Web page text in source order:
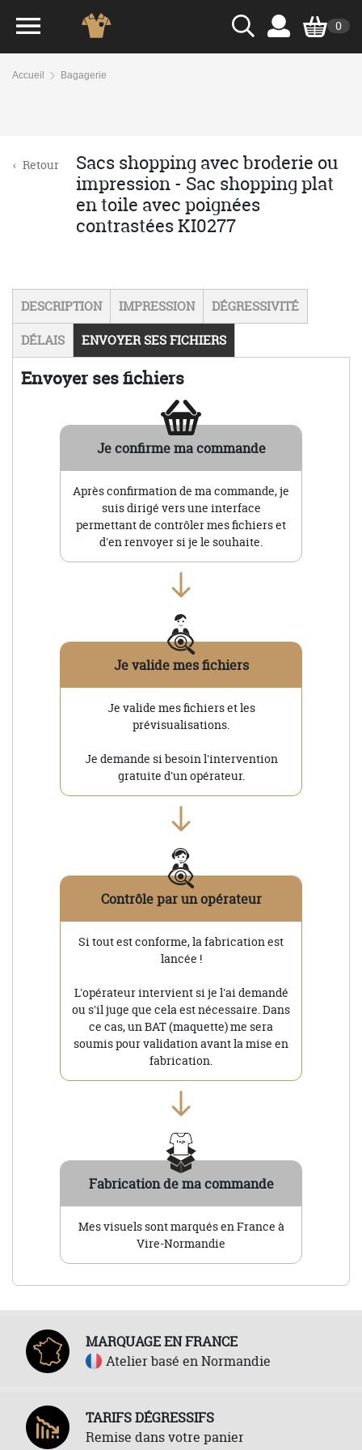
0
Accueil Bagagerie
‹ Retour
Sacs shopping avec broderie ou
impression - Sac shopping plat
en toile avec poignées
contrastées KI0277
DESCRIPTION IMPRESSION
DÉGRESSIVITÉ
DÉLAIS
ENVOYER SES FICHIERS
Envoyer ses fichiers
Je confirme ma commande
Après confirmation de ma commande, je
suis dirigé vers une interface
permettant de contrôler mes fichiers et
d'en renvoyer si je le souhaite.
Je valide mes fichiers
Je valide mes fichiers et les
prévisualisations.
Je demande si besoin l'intervention
gratuite d'un opérateur.
Contrôle par un opérateur
Si tout est conforme, la fabrication est
lancée !
L'opérateur intervient si je l'ai demandé
ou s'il juge que cela est nécessaire. Dans
ce cas, un BAT (maquette) me sera
soumis pour validation avant la mise en
fabrication.
Fabrication de ma commande
Mes visuels sont marqués en France à
Vire-Normandie
MARQUAGE EN FRANCE
Atelier basé en Normandie
TARIFS DÉGRESSIFS
Remise dans votre panier